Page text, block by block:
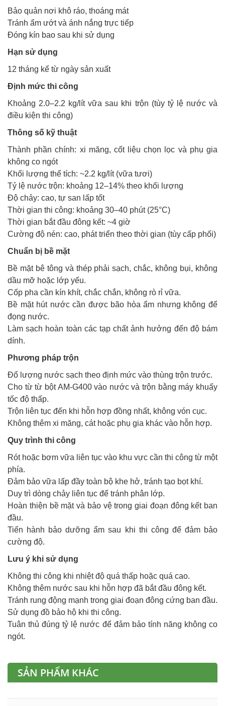
Bảo quản nơi khô ráo, thoáng mát
Tránh ẩm ướt và ánh nắng trực tiếp
Đóng kín bao sau khi sử dụng
Hạn sử dụng
12 tháng kể từ ngày sản xuất
Định mức thi công
Khoảng 2.0–2.2 kg/lít vữa sau khi trộn (tùy tỷ lệ nước và
điều kiện thi công)
Thông số kỹ thuật
Thành phần chính: xi măng, cốt liệu chọn lọc và phụ gia
không co ngót
Khối lượng thể tích: ~2.2 kg/lít (vữa tươi)
Tỷ lệ nước trộn: khoảng 12–14% theo khối lượng
Độ chảy: cao, tự san lấp tốt
Thời gian thi công: khoảng 30–40 phút (25°C)
Thời gian bắt đầu đông kết: ~4 giờ
Cường độ nén: cao, phát triển theo thời gian (tùy cấp phối)
Chuẩn bị bề mặt
Bề mặt bê tông và thép phải sạch, chắc, không bụi, không
dầu mỡ hoặc lớp yếu.
Cốp pha cần kín khít, chắc chắn, không rò rỉ vữa.
Bề mặt hút nước cần được bão hòa ẩm nhưng không để
đọng nước.
Làm sạch hoàn toàn các tạp chất ảnh hưởng đến độ bám
dính.
Phương pháp trộn
Đổ lượng nước sạch theo định mức vào thùng trộn trước.
Cho từ từ bột AM-G400 vào nước và trộn bằng máy khuấy
tốc độ thấp.
Trộn liên tục đến khi hỗn hợp đồng nhất, không vón cục.
Không thêm xi măng, cát hoặc phụ gia khác vào hỗn hợp.
Quy trình thi công
Rót hoặc bơm vữa liên tục vào khu vực cần thi công từ một
phía.
Đảm bảo vữa lấp đầy toàn bộ khe hở, tránh tạo bọt khí.
Duy trì dòng chảy liên tục để tránh phân lớp.
Hoàn thiện bề mặt và bảo vệ trong giai đoạn đông kết ban
đầu.
Tiến hành bảo dưỡng ẩm sau khi thi công để đảm bảo
cường độ.
Lưu ý khi sử dụng
Không thi công khi nhiệt độ quá thấp hoặc quá cao.
Không thêm nước sau khi hỗn hợp đã bắt đầu đông kết.
Tránh rung động mạnh trong giai đoạn đông cứng ban đầu.
Sử dụng đồ bảo hộ khi thi công.
Tuân thủ đúng tỷ lệ nước để đảm bảo tính năng không co
ngót.
SẢN PHẨM KHÁC